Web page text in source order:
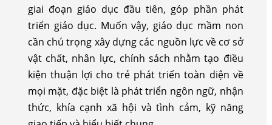
giai đoạn giáo dục đầu tiên, góp phần phát
triển giáo dục. Muốn vậy, giáo dục mầm non
cần chú trọng xây dựng các nguồn lực về cơ sở
vật chất, nhân lực, chính sách nhằm tạo điều
kiện thuận lợi cho trẻ phát triển toàn diện về
mọi mặt, đặc biệt là phát triển ngôn ngữ, nhận
thức, khía cạnh xã hội và tình cảm, kỹ năng